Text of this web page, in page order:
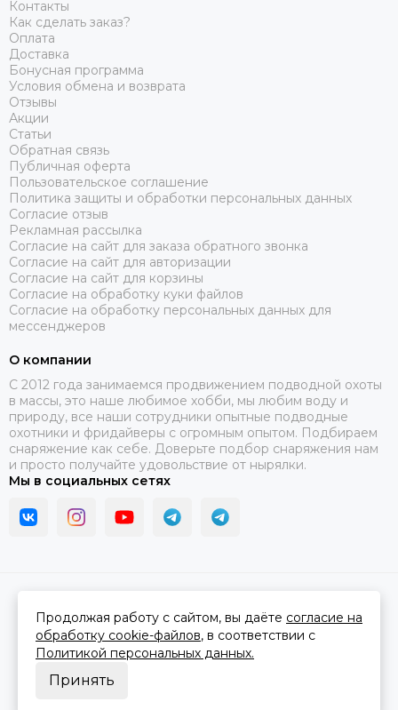
Контакты
Как сделать заказ?
Оплата
Доставка
Бонусная программа
Условия обмена и возврата
Отзывы
Акции
Статьи
Обратная связь
Публичная оферта
Пользовательское соглашение
Политика защиты и обработки персональных данных
Согласие отзыв
Рекламная рассылка
Согласие на сайт для заказа обратного звонка
Согласие на сайт для авторизации
Согласие на сайт для корзины
Согласие на обработку куки файлов
Согласие на обработку персональных данных для
мессенджеров
О компании
C 2012 года занимаемся продвижением подводной охоты
в массы, это наше любимое хобби, мы любим воду и
природу, все наши сотрудники опытные подводные
охотники и фридайверы с огромным опытом. Подбираем
снаряжение как себе. Доверьте подбор снаряжения нам
и просто получайте удовольствие от нырялки.
Мы в социальных сетях
Сделано вMOSK.STUDIOдля платформыInSales
Продолжая работу с сайтом, вы даёте согласие на
обработку cookie-файлов, в соответствии с
Политикой персональных данных.
Принять